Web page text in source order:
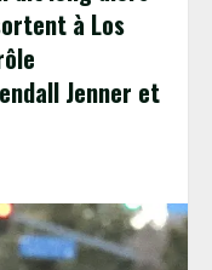
à Los
Jenner et